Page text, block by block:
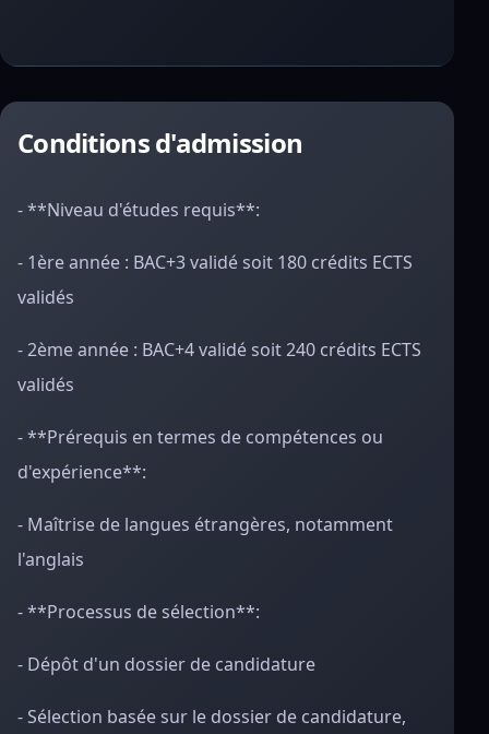
Conditions d'admission
- **Niveau d'études requis**:
- 1ère année : BAC+3 validé soit 180 crédits ECTS
validés
- 2ème année : BAC+4 validé soit 240 crédits ECTS
validés
- **Prérequis en termes de compétences ou
d'expérience**:
- Maîtrise de langues étrangères, notamment
l'anglais
- **Processus de sélection**:
- Dépôt d'un dossier de candidature
- Sélection basée sur le dossier de candidature,